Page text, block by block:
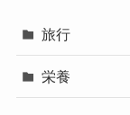
旅行
栄養